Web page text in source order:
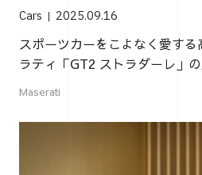
Cars 2025.09.16
スポーツカーをこよなく愛す
ラティ「GT2 ストラダーレ」
Maserati